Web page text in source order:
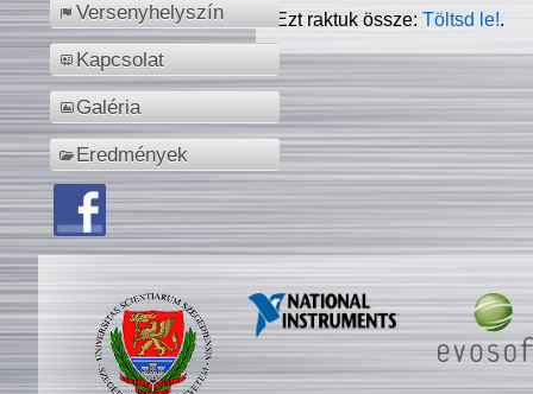
Versenyhelyszín
Kapcsolat
Galéria
Eredmények
Ezt raktuk össze:Töltsd le!.